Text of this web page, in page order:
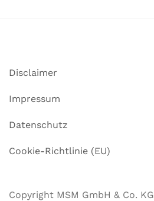
Disclaimer
Impressum
Datenschutz
Cookie-Richtlinie (EU)
Copyright MSM GmbH & Co. KG